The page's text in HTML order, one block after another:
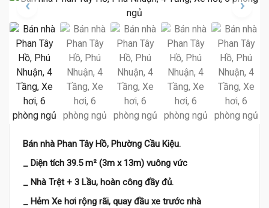
Bán nhà Phan Tây Hồ, Phường Cầu Kiệu.
_ Diện tích 39.5 m² (3m x 13m) vuông vức
_ Nhà Trệt + 3 Lầu, hoàn công đầy đủ.
_ Hẻm Xe hơi rộng rãi, quay đầu xe trước nhà